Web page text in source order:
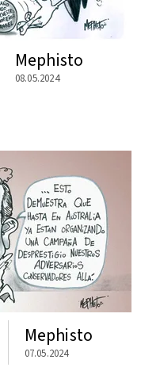
Mephisto
08.05.2024
Mephisto
07.05.2024